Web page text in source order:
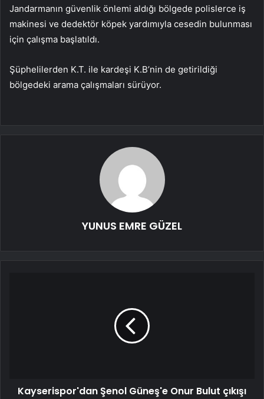
Jandarmanın güvenlik önlemi aldığı bölgede polislerce iş
makinesi ve dedektör köpek yardımıyla cesedin bulunması
için çalışma başlatıldı.
Şüphelilerden K.T. ile kardeşi K.B’nin de getirildiği
bölgedeki arama çalışmaları sürüyor.
YUNUS EMRE GÜZEL
Kayserispor'dan Şenol Güneş'e Onur Bulut çıkışı